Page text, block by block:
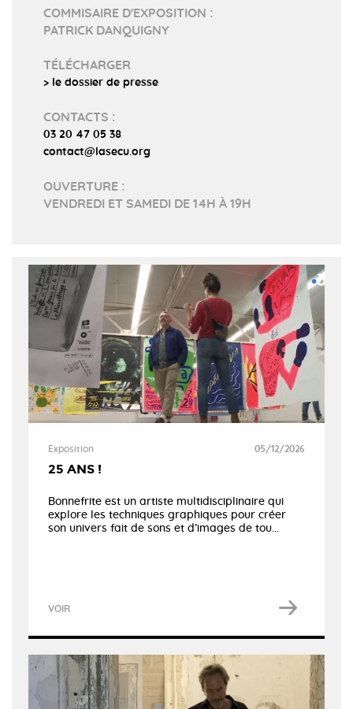
COMMISAIRE D'EXPOSITION :
PATRICK DANQUIGNY
TÉLÉCHARGER
> le dossier de presse
CONTACTS :
03 20 47 05 38
contact@lasecu.org
OUVERTURE :
VENDREDI ET SAMEDI DE 14H À 19H
Exposition 05/12/2026
25 ANS !
Bonnefrite est un artiste multidisciplinaire qui
explore les techniques graphiques pour créer
son univers fait de sons et d’images de tou...
VOIR